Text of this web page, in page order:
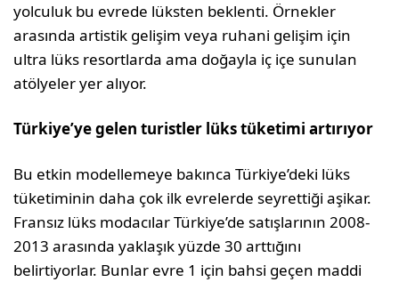
yolculuk bu evrede lüksten beklenti. Örnekler
arasında artistik gelişim veya ruhani gelişim için
ultra lüks resortlarda ama doğayla iç içe sunulan
atölyeler yer alıyor.
Türkiye’ye gelen turistler lüks tüketimi artırıyor
Bu etkin modellemeye bakınca Türkiye’deki lüks
tüketiminin daha çok ilk evrelerde seyrettiği aşikar.
Fransız lüks modacılar Türkiye’de satışlarının 2008-
2013 arasında yaklaşık yüzde 30 arttığını
belirtiyorlar. Bunlar evre 1 için bahsi geçen maddi